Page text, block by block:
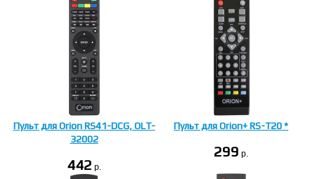
Пульт для Orion RS41-DCG, OLT-
32002
442 p.
Пульт для Orion+ RS-T20 *
299 p.